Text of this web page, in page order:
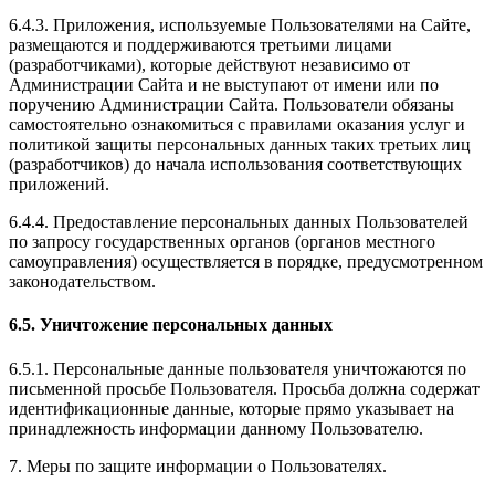
6.4.3. Приложения, используемые Пользователями на Сайте,
размещаются и поддерживаются третьими лицами
(разработчиками), которые действуют независимо от
Администрации Сайта и не выступают от имени или по
поручению Администрации Сайта. Пользователи обязаны
самостоятельно ознакомиться с правилами оказания услуг и
политикой защиты персональных данных таких третьих лиц
(разработчиков) до начала использования соответствующих
приложений.
6.4.4. Предоставление персональных данных Пользователей
по запросу государственных органов (органов местного
самоуправления) осуществляется в порядке, предусмотренном
законодательством.
6.5. Уничтожение персональных данных
6.5.1. Персональные данные пользователя уничтожаются по
письменной просьбе Пользователя. Просьба должна содержат
идентификационные данные, которые прямо указывает на
принадлежность информации данному Пользователю.
7. Меры по защите информации о Пользователях.